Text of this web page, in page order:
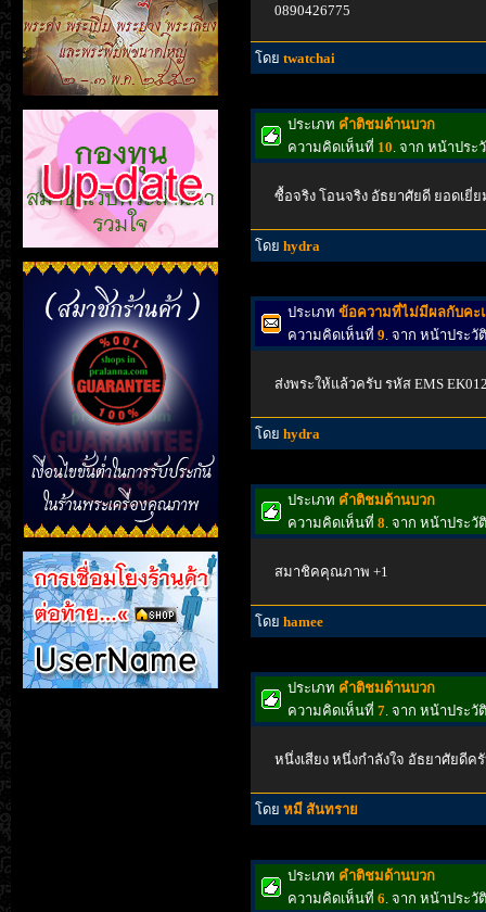
0890426775
โดย twatchai
ประเภท คำติชมด้านบวก
ความคิดเห็นที่ 10. จาก หน้าประ
ซื้อจริง โอนจริง อัธยาศัยดี ยอดเยี่
โดย hydra
ประเภท ข้อความที่ไม่มีผลกับคะ
ความคิดเห็นที่ 9. จาก หน้าประ
ส่งพระให้แล้วครับ รหัส EMS
โดย hydra
ประเภท คำติชมด้านบวก
ความคิดเห็นที่ 8. จาก หน้าประ
สมาชิคคุณภาพ +1
โดย hamee
ประเภท คำติชมด้านบวก
ความคิดเห็นที่ 7. จาก หน้าประ
หนึ่งเสียง หนึ่งกำลังใจ อัธยาศัยดีค
โดย หมี สันทราย
ประเภท คำติชมด้านบวก
ความคิดเห็นที่ 6. จาก หน้าประ